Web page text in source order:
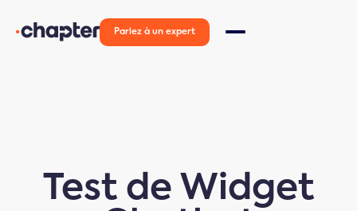
Parlez à un expert
Test de Widget